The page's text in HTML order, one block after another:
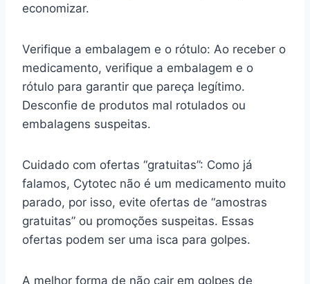
economizar.
Verifique a embalagem e o rótulo: Ao receber o
medicamento, verifique a embalagem e o
rótulo para garantir que pareça legítimo.
Desconfie de produtos mal rotulados ou
embalagens suspeitas.
Cuidado com ofertas “gratuitas”: Como já
falamos, Cytotec não é um medicamento muito
parado, por isso, evite ofertas de “amostras
gratuitas” ou promoções suspeitas. Essas
ofertas podem ser uma isca para golpes.
A melhor forma de não cair em golpes de